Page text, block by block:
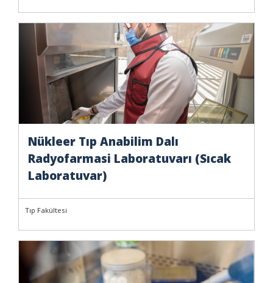
Nükleer Tıp Anabilim Dalı
Radyofarmasi Laboratuvarı (Sıcak
Laboratuvar)
Tıp Fakültesi